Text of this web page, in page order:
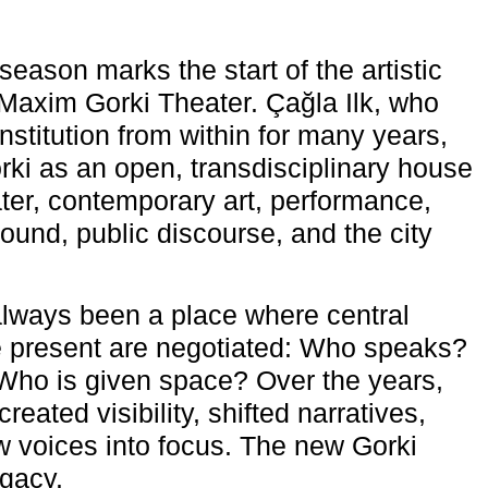
marks the start of the artistic
Gorki Theater. Çağla Ilk, who
from within for many years,
as an open, transdisciplinary house
contemporary art, performance,
public discourse, and the city
been a place where central
are negotiated: Who speaks?
is given space? Over the years,
visibility, shifted narratives,
voices into focus. The new Gorki